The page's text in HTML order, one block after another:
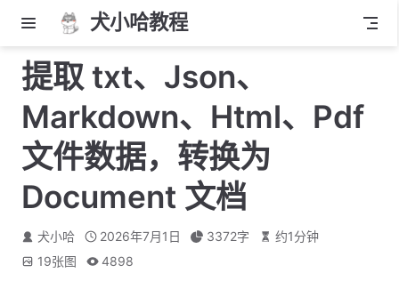
犬小哈教程
提取 txt、Json、
Markdown、Html、Pdf
文件数据，转换为
Document 文档
犬小哈 2026年7月1日 3372字 约1分钟
19张图 4898